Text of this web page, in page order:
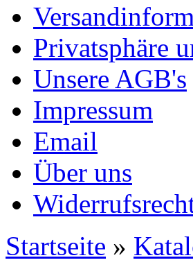
Privatsphäre
Unsere AGB's
Impressum
Email
Über uns
Startseite »